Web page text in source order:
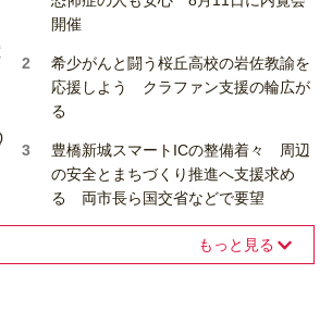
開催
希少がんと闘う桜丘高校の岩佐教諭を
応援しよう クラファン支援の輪広が
る
豊橋新城スマートICの整備着々 周辺
の安全とまちづくり推進へ支援求め
る 両市長ら国交省などで要望
もっと見る